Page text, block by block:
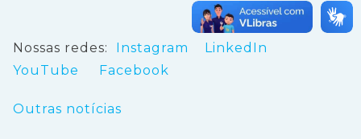
Nossas redes: Instagram
LinkedIn
YouTube
Facebook
Outras notícias